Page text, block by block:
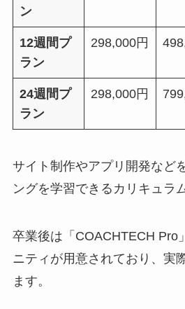
ン
12週間プ
ラン
298,000円
24週間プ
ラン
298,000円
サイト制作やアプリ開発など
ングを学習できるカリキュラ
卒業後は「COACHTECH Pro
ニティが用意されており、実
ます。